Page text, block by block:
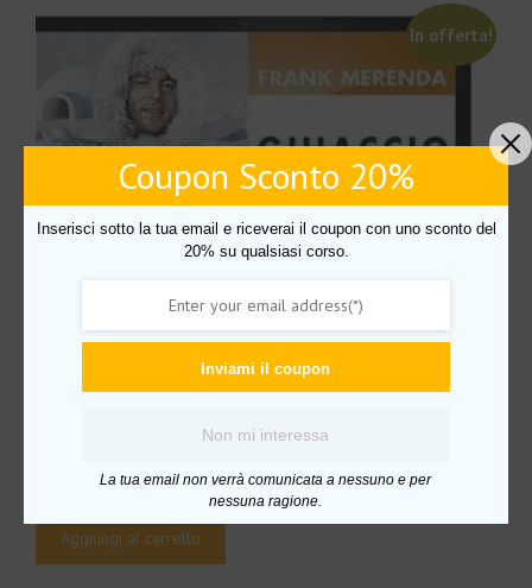
In offerta!
Vendere ghiaccio agli eschimesi
Il
originale
era:
€ 19.00Il
attuale
è:
Aggiungi al carrello
Coupon Sconto 20%
Inserisci sotto la tua email e riceverai il coupon con uno sconto del
20% su qualsiasi corso.
Inviami il coupon
Non mi interessa
La tua email non verrà comunicata a nessuno e per
nessuna ragione.